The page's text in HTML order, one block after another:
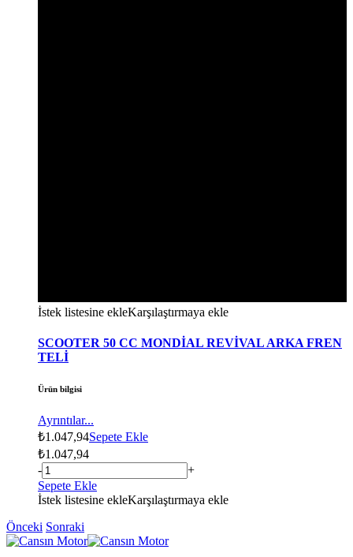
İstek listesine ekleKarşılaştırmaya ekle
SCOOTER 50 CC MONDİAL REVİVAL ARKA FREN
TELİ
Ürün bilgisi
Ayrıntılar...
₺1.047,94Sepete Ekle
₺1.047,94
-
+
Sepete Ekle
İstek listesine ekleKarşılaştırmaya ekle
Önceki Sonraki